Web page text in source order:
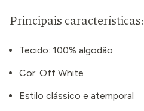
Principais características:
Tecido: 100% algodão
Cor: Off White
Estilo clássico e atemporal